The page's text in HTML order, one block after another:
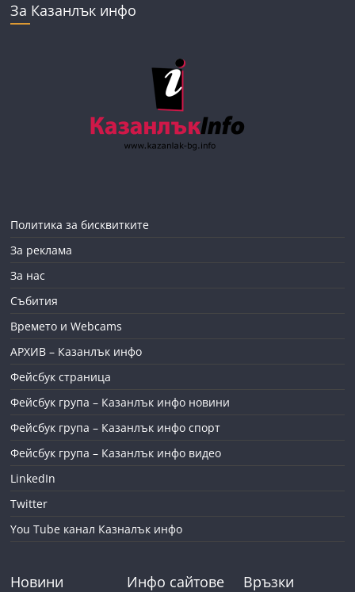
За Казанлък инфо
Политика за бисквитките
За реклама
За нас
Събития
Времето и Webcams
АРХИВ – Казанлък инфо
Фейсбук страница
Фейсбук група – Казанлък инфо новини
Фейсбук група – Казанлък инфо спорт
Фейсбук група – Казанлък инфо видео
LinkedIn
Twitter
You Tube канал Казналък инфо
Новини Инфо сайтове Връзки